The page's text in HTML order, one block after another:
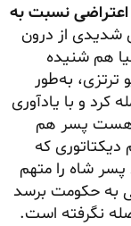
اعتراضی نسبت به
شدیدی از درون
هم شنیده
ترتزی، به‌طور
کرد و با یادآوری
هست پسر هم
که
پسر شاه را متهم
به حکومت برسد
نگرفته است.